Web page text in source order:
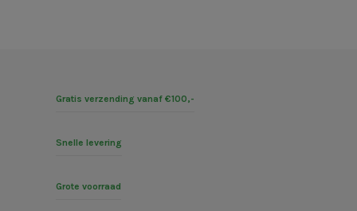
Gratis verzending vanaf €100,-
Snelle levering
Grote voorraad